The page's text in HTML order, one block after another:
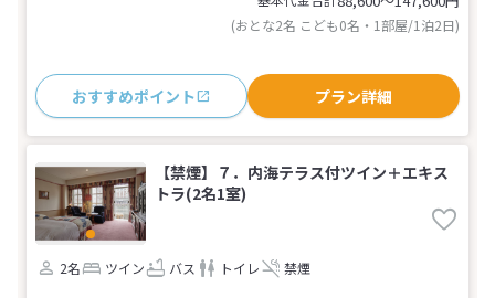
(おとな2名 こども0名・1部屋/1泊2日)
おすすめポイント プラン詳細
【禁煙】７．内海テラス付ツイン＋エキス
トラ(2名1室)
2名 ツイン バス トイレ 禁煙